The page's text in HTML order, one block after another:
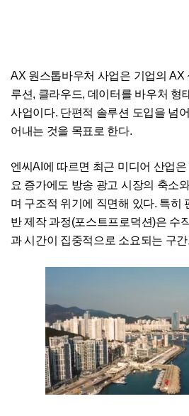
AX 원스톱바우처 사업은 기업의 AX
루션, 클라우드, 데이터를 바우처 형
사업이다. 단편적 솔루션 도입을 넘
어내는 것을 목표로 한다.
엔씨AI에 따르면 최근 미디어 산업은
요 증가에도 방송 광고 시장의 축소
며 구조적 위기에 직면해 있다. 특히
반 제작 과정(포스트프로덕션)은 수
과 시간이 집중적으로 소요되는 구